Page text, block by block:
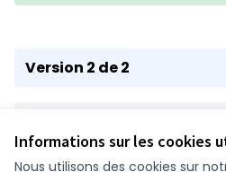
Informations sur les cookies
Nous utilisons des cookies sur
Version 2 de 2